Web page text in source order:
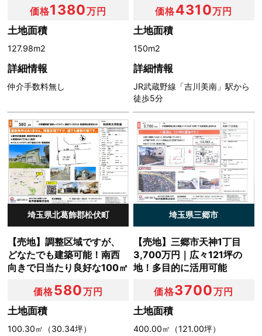
エア，購入した商品，閲覧したページや広告の履歴，検索
した検索キーワード，利用日時，利用方法，利用環境（携
帯端末を通じてご利用の場合の当該端末の通信状態，利用
に際しての各種設定情報なども含みます），IPアドレス，
クッキー情報，位置情報，端末の個体識別情報などの履歴
情報および特性情報を，ユーザーが当社や提携先のサービ
スを利用しまたはページを閲覧する際に収集します。
第３条（個人情報を収集・利用する目的）
当社が個人情報を収集・利用する目的は，以下のとおりで
す。
（1）ユーザーに自分の登録情報の閲覧や修正，利用状況
の閲覧を行っていただくために，氏名，住所，連絡先，支
払方法などの登録情報，利用されたサービスや購入された
商品，およびそれらの代金などに関する情報を表示する目
（2）ユーザーにお知らせや連絡をするためにメールアド
レスを利用する場合やユーザーに商品を送付したり必要に
応じて連絡したりするため，氏名や住所などの連絡先情報
を利用する目的
（3）ユーザーの本人確認を行うために，氏名，生年月
日，住所，電話番号，銀行口座番号，クレジットカード番
価格1380万円
土地面積
127.98m2
詳細情報
仲介手数料無し
価格4310万円
土地面積
150m2
詳細情報
JR武蔵野線「吉川美南」駅から
徒歩5分
埼玉県北葛飾郡松伏町
【売地】調整区域ですが、
どなたでも建築可能！南西
向きで日当たり良好な100㎡
価格580万円
土地面積
100.30㎡（30.34坪）
埼玉県三郷市
【売地】三郷市天神1丁目
3,700万円｜広々121坪の
地！多目的に活用可能
価格3700万円
土地面積
400.00㎡（121.00坪）